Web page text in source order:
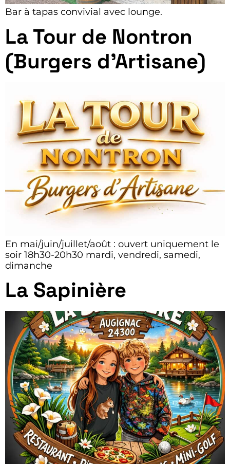
Bar à tapas convivial avec lounge.
La Tour de Nontron
(Burgers d’Artisane)
En mai/juin/juillet/août : ouvert uniquement le
soir 18h30-20h30 mardi, vendredi, samedi,
dimanche
La Sapinière